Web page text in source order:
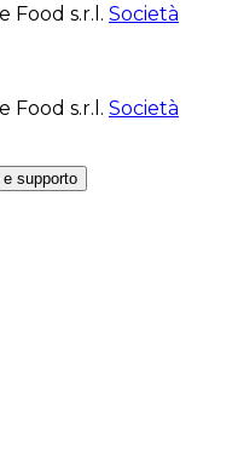
Food s.r.l. Società
Food s.r.l. Società
e supporto